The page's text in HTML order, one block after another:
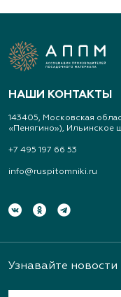
www.art-
Арт-Ландшафт,
дом 14
(343) 213-1385
www.art-
Архангельское
(926) 030-3602,
НАШИ КОНТАКТЫ
143405, Московская
«Пенягино»), Ильинское
+7 495 197 66 53
info@ruspitomniki.ru
Узнавайте